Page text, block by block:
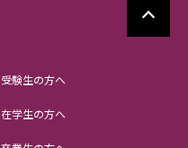
受験生の方へ
在学生の方へ